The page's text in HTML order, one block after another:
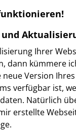
und
Ihrer
dann kümmere
Version
verfügbar ist,
Natürlich
erstellte